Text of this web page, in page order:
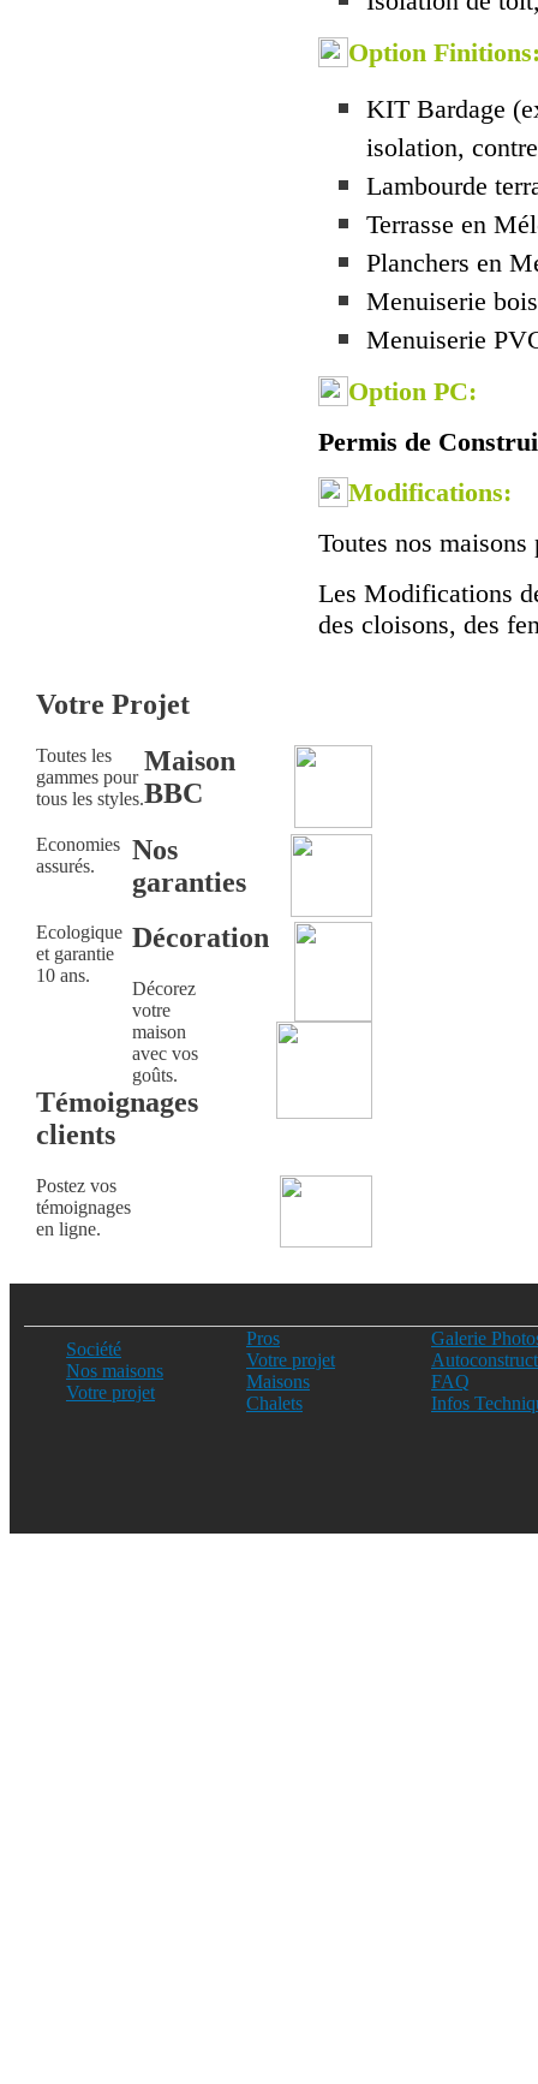
Option
KIT Bardage
isolation,
Lambourde
Terrasse en
Planchers en
Menuiserie
Menuiserie
Option PC:
Permis de
Modifications:
Toutes nos
Les Modifications
des cloisons, des
Votre Projet
Toutes les
gammes pour
tous les styles.
Maison
BBC
Economies
assurés.
Nos
garanties
Ecologique
et garantie
10 ans.
Décoration
Décorez
votre
maison
avec vos
goûts.
Témoignages
clients
Postez vos
témoignages
en ligne.
Société
Nos maisons
Votre projet
Pros
Votre projet
Maisons
Chalets
Galerie
FAQ
Infos